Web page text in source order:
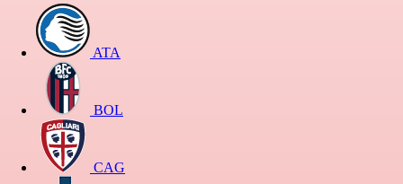
ATA
BOL
CAG